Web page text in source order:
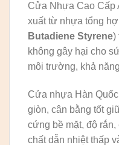
Cửa Nhựa Cao Cấp
xuất từ nhựa tổng
Butadiene Styrene)
không gây hại cho
môi trường, khả
Cửa nhựa Hàn
giòn, cân bằng tốt
cứng bề mặt, độ
chất dẫn nhiệt thấp